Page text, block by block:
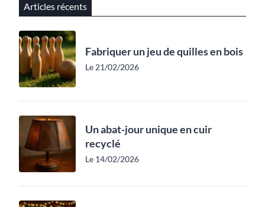
Articles récents
Fabriquer un jeu de quilles en bois
Le 21/02/2026
Un abat-jour unique en cuir
recyclé
Le 14/02/2026